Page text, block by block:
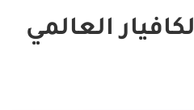
العالمي